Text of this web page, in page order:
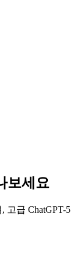
보세요
고급 ChatGPT-5